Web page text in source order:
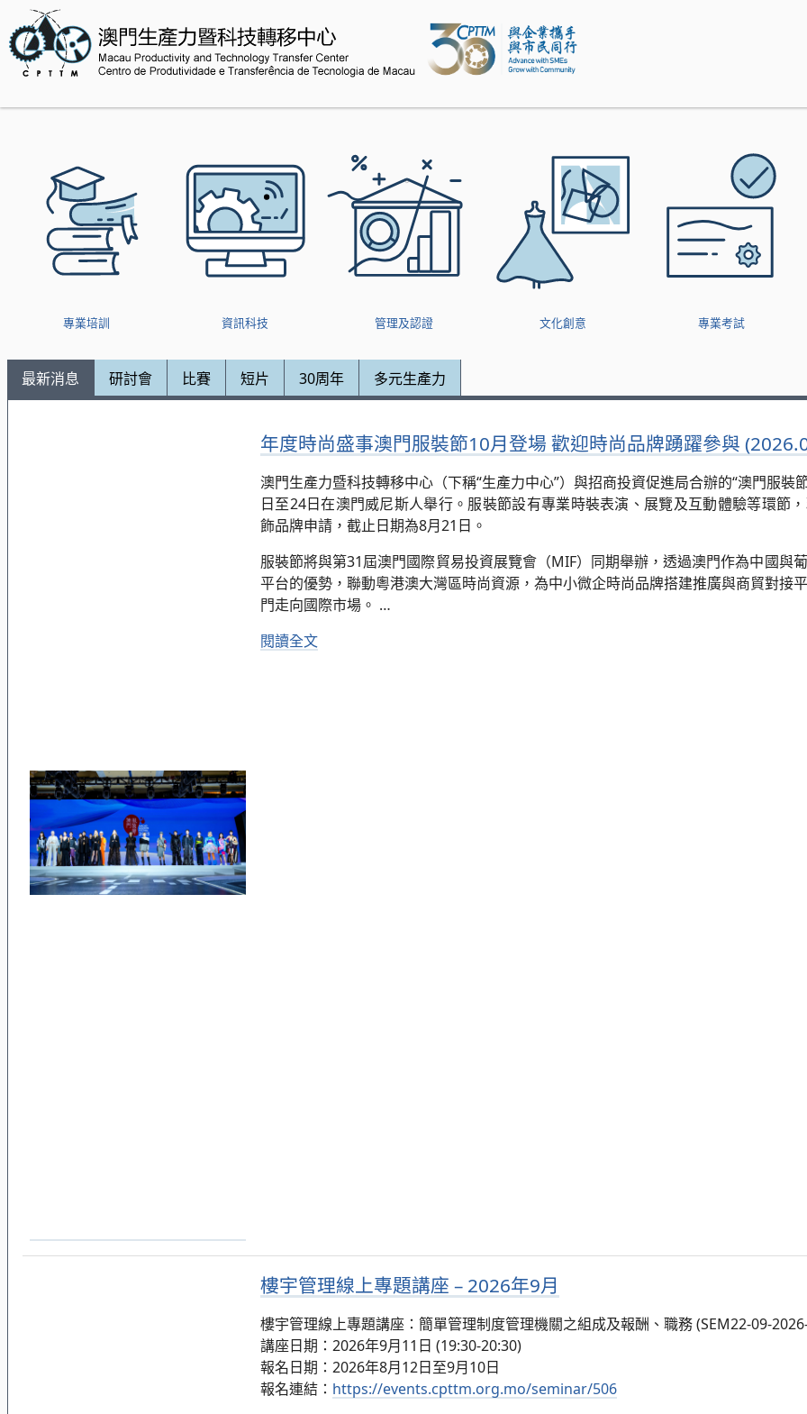
專業培訓 資訊科技 管理及認證 文化創意 專業考試
最新消息
年度時尚盛事澳門服裝節10月登場 歡迎時尚品牌踴躍參與
澳門生產力暨科技轉移中心（下稱“生產力中心”）與招商投資促進局合辦的“澳門服裝
日至24日在澳門威尼斯人舉行。服裝節設有專業時裝表演、展覽及互動體驗等環節
飾品牌申請，截止日期為8月21日。
服裝節將與第31屆澳門國際貿易投資展覽會（MIF）同期舉辦，透過澳門作為中國與
平台的優勢，聯動粵港澳大灣區時尚資源，為中小微企時尚品牌搭建推廣與商貿對接
門走向國際市場。 …
閱讀全文
樓宇管理線上專題講座 – 2026年9月
樓宇管理線上專題講座：簡單管理制度管理機關之組成及報酬、職務 (SEM22-09-
講座日期：2026年9月11日 (19:30-20:30)
報名日期：2026年8月12日至9月10日
報名連結： https://events.cpttm.org.mo/seminar/506
研討會 比賽 短片 30周年 多元生產力